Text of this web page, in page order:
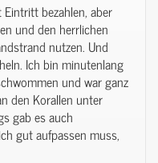
bezahlen, aber
und den herrlichen
nutzen. Und
Ich bin minutenlang
und war ganz
den Korallen unter
gab es auch
gut aufpassen muss,